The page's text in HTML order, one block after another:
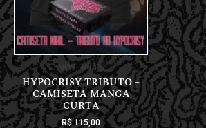
NOVIDADES
HYPOCRISY TRIBUTO –
CAMISETA MANGA
CURTA
R$115,00